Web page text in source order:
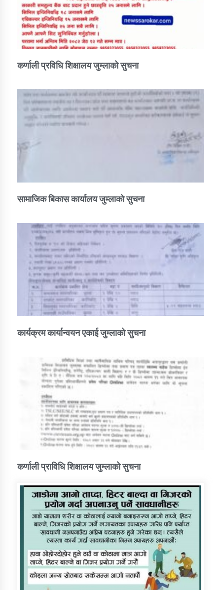
कर्णाली प्रविधि शिक्षालय जुम्लाको सुचना
सामाजिक बिकास कार्यालय जुम्लाकाे सुचना
कार्यक्रम कार्यान्वयन एकाई जुम्लाको सुचना
कर्णाली प्राविधि शिक्षालय जुम्लाको सुचना